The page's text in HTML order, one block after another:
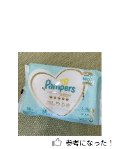
参考になった！